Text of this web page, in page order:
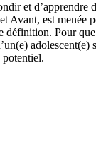
et
Avant, est
définition. Pour
potentiel.